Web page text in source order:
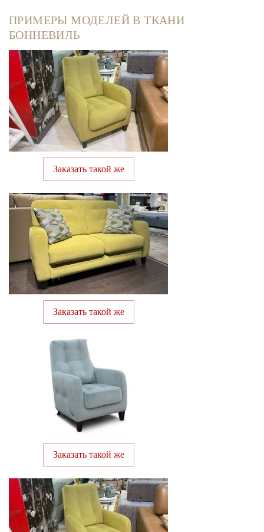
ПРИМЕРЫ МОДЕЛЕЙ В ТКАНИ
БОННЕВИЛЬ
Заказать такой же
Заказать такой же
Заказать такой же